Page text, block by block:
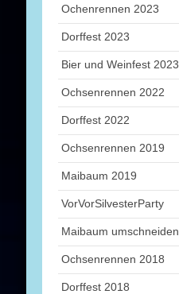
Ochenrennen 2023
Dorffest 2023
Bier und Weinfest 2023
Ochsenrennen 2022
Dorffest 2022
Ochsenrennen 2019
Maibaum 2019
VorVorSilvesterParty
Maibaum umschneiden
Ochsenrennen 2018
Dorffest 2018